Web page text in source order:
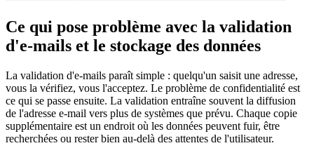
Ce qui pose problème avec la validation
d'e-mails et le stockage des données
La validation d'e-mails paraît simple : quelqu'un saisit une adresse,
vous la vérifiez, vous l'acceptez. Le problème de confidentialité est
ce qui se passe ensuite. La validation entraîne souvent la diffusion
de l'adresse e-mail vers plus de systèmes que prévu. Chaque copie
supplémentaire est un endroit où les données peuvent fuir, être
recherchées ou rester bien au-delà des attentes de l'utilisateur.